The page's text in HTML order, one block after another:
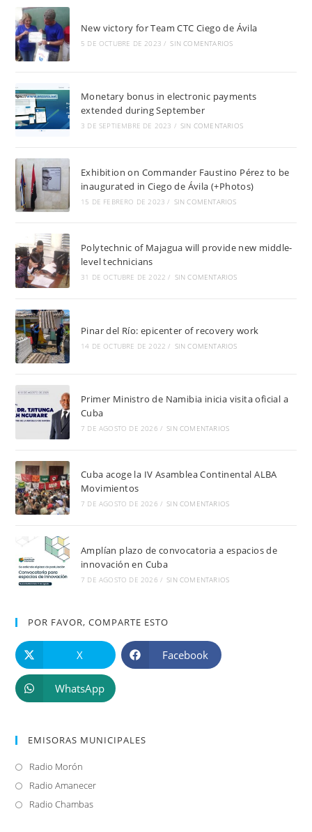
New victory for Team CTC Ciego de Ávila
5 DE OCTUBRE DE 2023 / SIN COMENTARIOS
Monetary bonus in electronic payments
extended during September
3 DE SEPTIEMBRE DE 2023 / SIN COMENTARIOS
Exhibition on Commander Faustino Pérez to be
inaugurated in Ciego de Ávila (+Photos)
15 DE FEBRERO DE 2023 / SIN COMENTARIOS
Polytechnic of Majagua will provide new middle-
level technicians
31 DE OCTUBRE DE 2022 / SIN COMENTARIOS
Pinar del Río: epicenter of recovery work
14 DE OCTUBRE DE 2022 / SIN COMENTARIOS
Primer Ministro de Namibia inicia visita oficial a
Cuba
7 DE AGOSTO DE 2026 / SIN COMENTARIOS
Cuba acoge la IV Asamblea Continental ALBA
Movimientos
7 DE AGOSTO DE 2026 / SIN COMENTARIOS
Amplían plazo de convocatoria a espacios de
innovación en Cuba
7 DE AGOSTO DE 2026 / SIN COMENTARIOS
POR FAVOR, COMPARTE ESTO
X Facebook
WhatsApp
EMISORAS MUNICIPALES
Radio Morón
abre
en
Radio AmanecerSe
Radio ChambasSe